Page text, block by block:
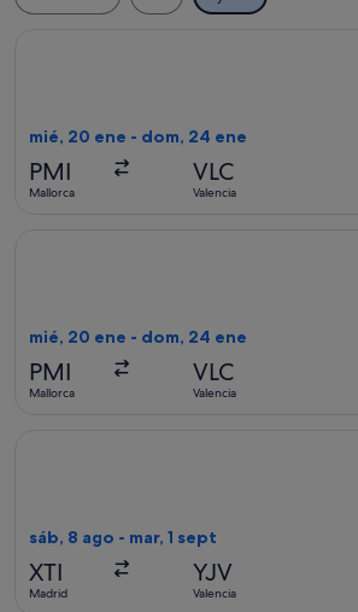
mié, 20 ene - dom, 24 ene
PMI
Mallorca
VLC
Valencia
mié, 20 ene - dom, 24 ene
PMI
Mallorca
VLC
Valencia
sáb, 8 ago - mar, 1 sept
XTI
Madrid
YJV
Valencia